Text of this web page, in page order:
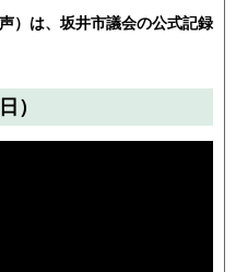
）は、坂井市議会の公式記録
）